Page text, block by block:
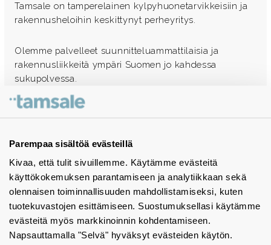
Parempaa sisältöä evästeillä
Kivaa, että tulit sivuillemme. Käytämme evästeitä
käyttökokemuksen parantamiseen ja analytiikkaan sekä
olennaisen toiminnallisuuden mahdollistamiseksi, kuten
tuotekuvastojen esittämiseen. Suostumuksellasi käytämme
evästeitä myös markkinoinnin kohdentamiseen.
Napsauttamalla "Selvä" hyväksyt evästeiden käytön.
Tamsale on tamperelainen kylpyhuonetarvikkeisiin ja
rakennusheloihin keskittynyt perheyritys.
Olemme palvelleet suunnitteluammattilaisia ja
rakennusliikkeitä ympäri Suomen jo kahdessa
sukupolvessa.
Ota yhteyttä - autamme mielellämme
Tuotekuvastot
Instagram
BIM-objektit
Yhteystiedot
Tiedotteet